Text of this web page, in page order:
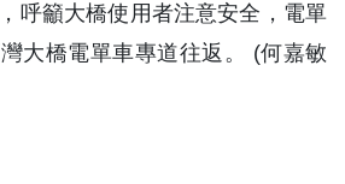
呼籲大橋使用者注意安全，電單
大橋電單車專道往返。 (何嘉敏